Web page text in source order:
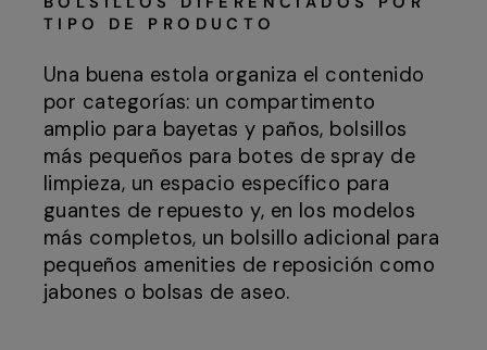
TIPO DE PRODUCTO
Una buena estola organiza el contenido
por categorías: un compartimento
amplio para bayetas y paños, bolsillos
más pequeños para botes de spray de
limpieza, un espacio específico para
guantes de repuesto y, en los modelos
más completos, un bolsillo adicional para
pequeños amenities de reposición como
jabones o bolsas de aseo.